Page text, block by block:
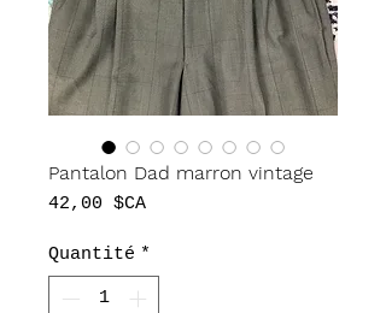
Pantalon Dad marron vintage
42,00 $CAPrix
Quantité *